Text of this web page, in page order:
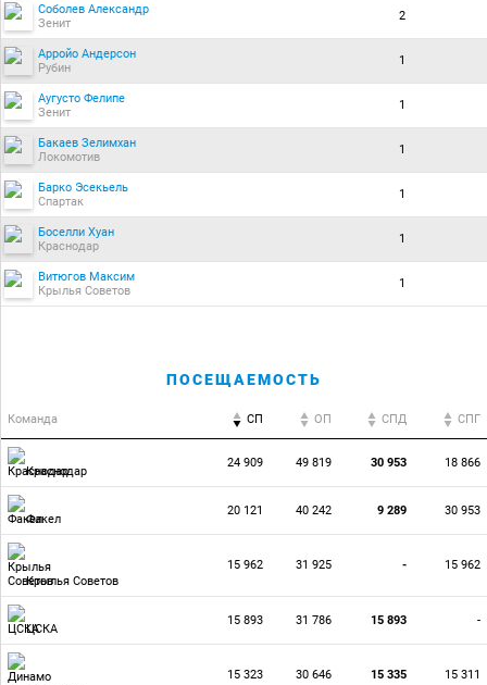
Соболев Александр
Зенит
2
Арройо Андерсон
Рубин
1
Аугусто Фелипе
Зенит
1
Бакаев Зелимхан
Локомотив
1
Барко Эсекьель
Спартак
1
Боселли Хуан
Краснодар
1
Витюгов Максим
Крылья Советов
1
ПОСЕЩАЕМОСТЬ
Команда СП ОП CПД CПГ
Краснодар
24 909 49 819 30 953 18 866
Факел
20 121 40 242 9 289 30 953
Крылья Советов
15 962 31 925 - 15 962
ЦСКА
15 893 31 786 15 893 -
15 323 30 646 15 335 15 311